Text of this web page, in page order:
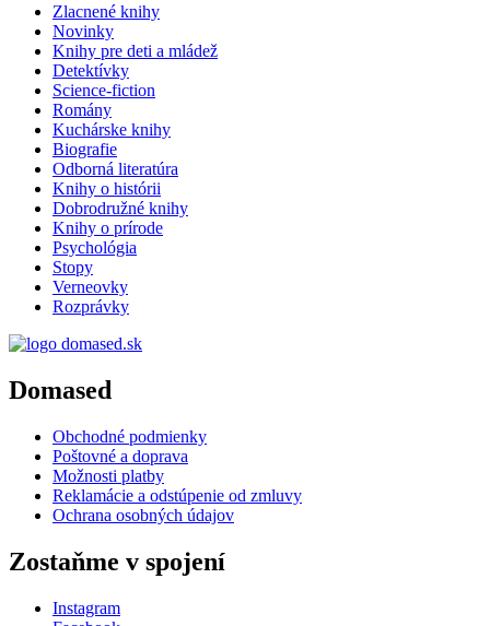
Zlacnené knihy
Novinky
Knihy pre deti a mládež
Detektívky
Science-fiction
Romány
Kuchárske knihy
Biografie
Odborná literatúra
Knihy o histórii
Dobrodružné knihy
Knihy o prírode
Psychológia
Stopy
Verneovky
Rozprávky
Domased
Obchodné podmienky
Poštovné a doprava
Možnosti platby
Reklamácie a odstúpenie od zmluvy
Ochrana osobných údajov
Zostaňme v spojení
Instagram